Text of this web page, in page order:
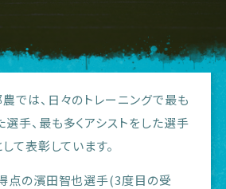
では、日々のトレーニングで最も
手、最も多くアシストをした選手
て表彰しています。
点の濱田智也選手(3度目の受